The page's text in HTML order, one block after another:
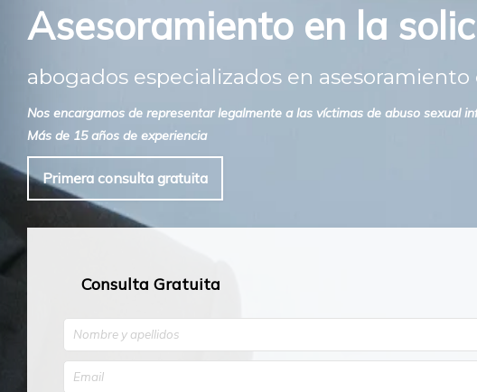
Asesoramiento en la
abogados especializados en
Nos encargamos de representar legalmente a las víctimas de abuso sexual
Más de 15 años de experiencia
Primera consulta gratuita
Consulta Gratuita